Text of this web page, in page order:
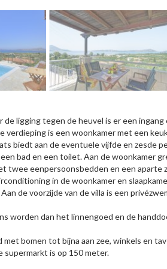
ligging tegen de heuvel is er een
verdieping is een woonkamer met een
biedt aan de eventuele vijfde en zesde
bad en een toilet. Aan de woonkamer
twee eenpersoonsbedden en een
in de woonkamer en
de voorzijde van de villa is een
worden dan het linnengoed en de
bomen tot bijna aan zee, winkels en
supermarkt is op 150 meter.